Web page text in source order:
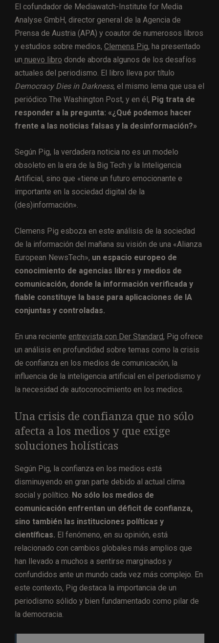
El cofundador de Mediawatch-Institute for Media
Analyse GmbH, director general de la Agencia de
Prensa de Austria (APA) y coautor de numerosos libros
y estudios sobre medios, Clemens Pig, ha presentado
un nuevo libro donde aborda algunos de los desafíos
actuales del periodismo. El libro lleva por título
Democracy Dies in Darkness, el mismo lema que usa el
periódico The Washington Post, y en él, Pig trata de
responder a la pregunta: «¿Qué podemos hacer
frente a las noticias falsas y la desinformación?»
Según Pig, la verdadera noticia no es un modelo
obsoleto en la era de la Big Tech y la Inteligencia
Artificial, sino que «tiene un futuro emocionante e
importante en la sociedad digital de la
(des)información».
Clemens Pig esboza en este análisis de la sociedad
de la información del mañana su visión de una «Alianza
European NewsTech», un espacio europeo de
conocimiento de agencias libres y medios de
comunicación, donde la información verificada y
fiable constituye la base para aplicaciones de IA
conjuntas y controladas.
En una reciente entrevista con Der Standard, Pig ofrece
un análisis en profundidad sobre temas como la crisis
de confianza en los medios de comunicación, la
influencia de la inteligencia artificial en el periodismo y
la necesidad de autoconocimiento en los medios.
Una crisis de confianza que no sólo
afecta a los medios y que exige
soluciones holísticas
Según Pig, la confianza en los medios está
disminuyendo en gran parte debido al actual clima
social y político. No sólo los medios de
comunicación enfrentan un déficit de confianza,
sino también las instituciones políticas y
científicas. El fenómeno, en su opinión, está
relacionado con cambios globales más amplios que
han llevado a muchos a sentirse marginados y
confundidos ante un mundo cada vez más complejo. En
este contexto, Pig destaca la importancia de un
periodismo sólido y bien fundamentado como pilar de
la democracia.